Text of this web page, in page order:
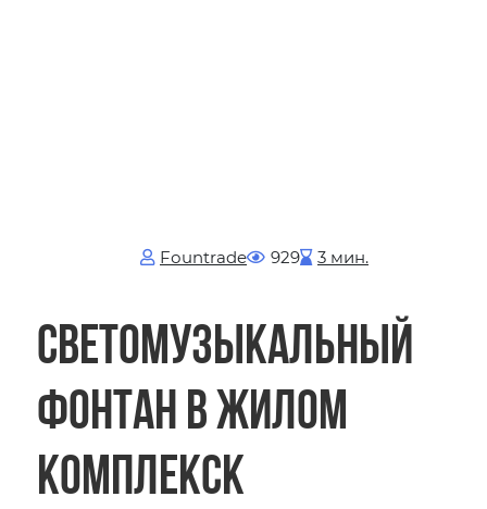
Fоuntrade 929 3 мин.
Светомузыкальный
фонтан в Жилом
комплекск